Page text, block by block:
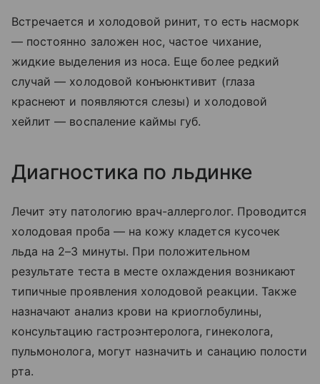
Встречается и холодовой ринит, то есть насморк
— постоянно заложен нос, частое чихание,
жидкие выделения из носа. Еще более редкий
случай — холодовой конъюнктивит (глаза
краснеют и появляются слезы) и холодовой
хейлит — воспаление каймы губ.
Диагностика по льдинке
Лечит эту патологию врач-аллерголог. Проводится
холодовая проба — на кожу кладется кусочек
льда на 2–3 минуты. При положительном
результате теста в месте охлаждения возникают
типичные проявления холодовой реакции. Также
назначают анализ крови на криоглобулины,
консультацию гастроэнтеролога, гинеколога,
пульмонолога, могут назначить и санацию полости
рта.